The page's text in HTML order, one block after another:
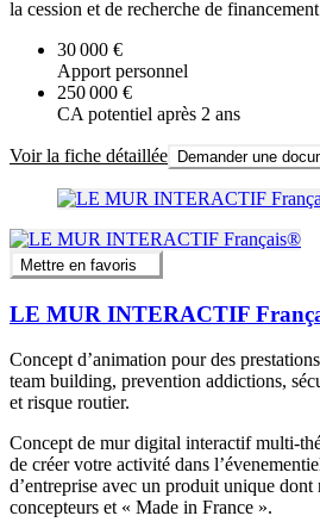
la cession et de recherche de
30 000 €
Apport personnel
250 000 €
CA potentiel après 2 ans
Voir la fiche détaillée Demander une
Mettre en favoris
LE MUR INTERACTIF
Concept d’animation pour des
team building, prevention addictions,
et risque routier.
Concept de mur digital interactif multi-
de créer votre activité dans
d’entreprise avec un produit unique dont
concepteurs et « Made in France ».